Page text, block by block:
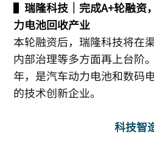
▌瑞隆科技｜完成A+轮融资
力电池回收产业
本轮融资后，瑞隆科技将在
内部治理等多方面再上台阶
年，是汽车动力电池和数码
的技术创新企业。
科技智